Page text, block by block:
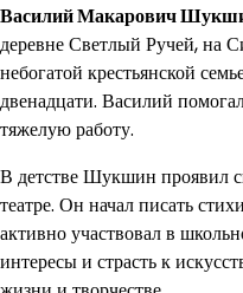
Василий Макарович
деревне Светлый Ручей, на
небогатой крестьянской
двенадцати. Василий
тяжелую работу.
В детстве Шукшин проявил
театре. Он начал писать
активно участвовал в
интересы и страсть к